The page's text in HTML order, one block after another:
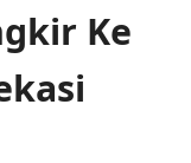
Ke